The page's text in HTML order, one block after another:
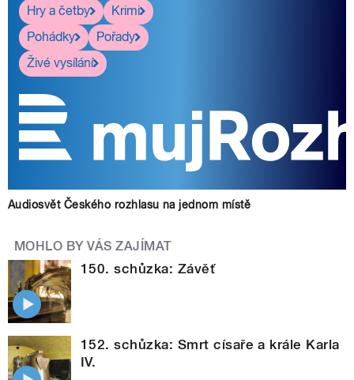
Hry a četby
Krimi
Pohádky
Pořady
Živé vysílání
Audiosvět Českého rozhlasu na jednom místě
MOHLO BY VÁS ZAJÍMAT
150. schůzka: Závěť
152. schůzka: Smrt císaře a krále Karla
IV.